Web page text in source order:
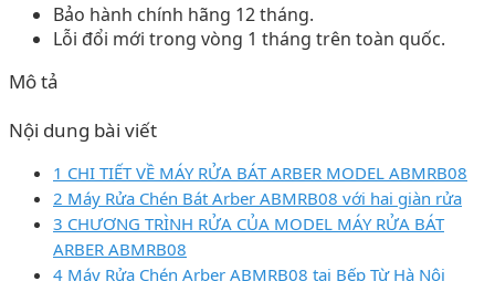
Bảo hành chính hãng 12 tháng.
Lỗi đổi mới trong vòng 1 tháng trên toàn quốc.
Mô tả
Nội dung bài viết
1 CHI TIẾT VỀ MÁY RỬA BÁT ARBER MODEL ABMRB08
2 Máy Rửa Chén Bát Arber ABMRB08 với hai giàn rửa
3 CHƯƠNG TRÌNH RỬA CỦA MODEL MÁY RỬA BÁT
ARBER ABMRB08
4 Máy Rửa Chén Arber ABMRB08 tại Bếp Từ Hà Nội